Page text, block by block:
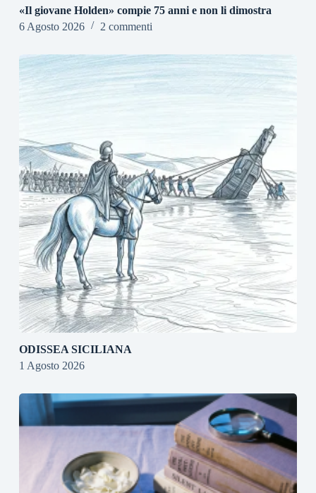
«Il giovane Holden» compie 75 anni e non li dimostra
6 Agosto 2026
2 commenti
ODISSEA SICILIANA
1 Agosto 2026